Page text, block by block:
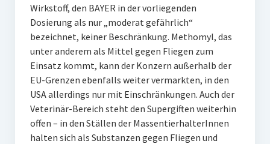
Wirkstoff, den BAYER in der vorliegenden
Dosierung als nur „moderat gefährlich“
bezeichnet, keiner Beschränkung. Methomyl, das
unter anderem als Mittel gegen Fliegen zum
Einsatz kommt, kann der Konzern außerhalb der
EU-Grenzen ebenfalls weiter vermarkten, in den
USA allerdings nur mit Einschränkungen. Auch der
Veterinär-Bereich steht den Supergiften weiterhin
offen – in den Ställen der MassentierhalterInnen
halten sich als Substanzen gegen Fliegen und